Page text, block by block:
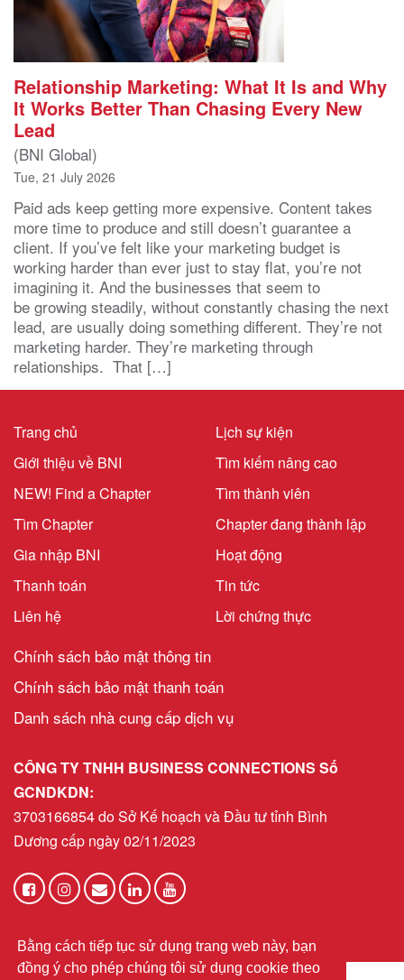
Bằng cách tiếp tục sử dụng trang web này, bạn
đồng ý cho phép chúng tôi sử dụng cookie theo
Relationship Marketing: What It Is and Why
It Works Better Than Chasing Every New
Lead
(BNI Global)
Tue, 21 July 2026
Paid ads keep getting more expensive. Content takes
more time to produce and still doesn’t guarantee a
client. If you’ve felt like your marketing budget is
working harder than ever just to stay flat, you’re not
imagining it. And the businesses that seem to
be growing steadily, without constantly chasing the next
lead, are usually doing something different. They’re not
marketing harder. They’re marketing through
relationships. That […]
Trang chủ
Giới thiệu về BNI
NEW! Find a Chapter
Tìm Chapter
Gia nhập BNI
Thanh toán
Liên hệ
Lịch sự kiện
Tìm kiếm nâng cao
Tìm thành viên
Chapter đang thành lập
Hoạt động
Tin tức
Lời chứng thực
Chính sách bảo mật thông tin
Chính sách bảo mật thanh toán
Danh sách nhà cung cấp dịch vụ
CÔNG TY TNHH BUSINESS CONNECTIONS Số
GCNDKDN:
3703166854 do Sở Kế hoạch và Đầu tư tỉnh Bình
Dương cấp ngày 02/11/2023